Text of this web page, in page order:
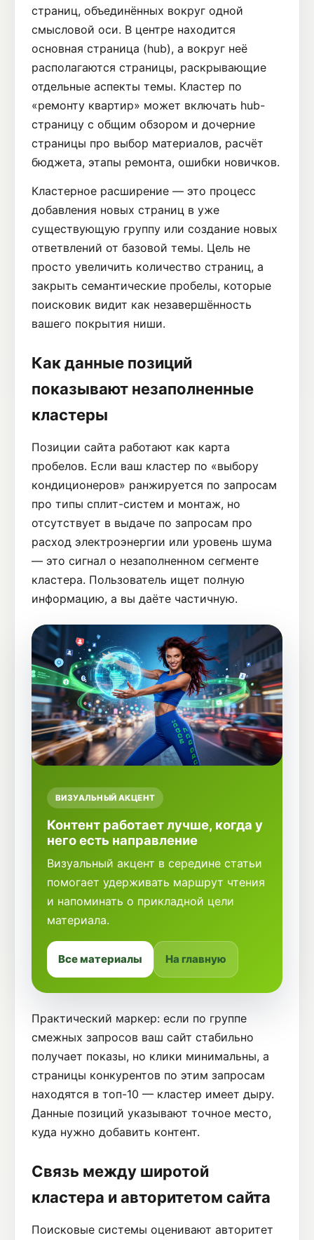
страниц, объединённых вокруг одной
смысловой оси. В центре находится
основная страница (hub), а вокруг неё
располагаются страницы, раскрывающие
отдельные аспекты темы. Кластер по
«ремонту квартир» может включать hub-
страницу с общим обзором и дочерние
страницы про выбор материалов, расчёт
бюджета, этапы ремонта, ошибки новичков.
Кластерное расширение — это процесс
добавления новых страниц в уже
существующую группу или создание новых
ответвлений от базовой темы. Цель не
просто увеличить количество страниц, а
закрыть семантические пробелы, которые
поисковик видит как незавершённость
вашего покрытия ниши.
Как данные позиций
показывают незаполненные
кластеры
Позиции сайта работают как карта
пробелов. Если ваш кластер по «выбору
кондиционеров» ранжируется по запросам
про типы сплит-систем и монтаж, но
отсутствует в выдаче по запросам про
расход электроэнергии или уровень шума
— это сигнал о незаполненном сегменте
кластера. Пользователь ищет полную
информацию, а вы даёте частичную.
ВИЗУАЛЬНЫЙ АКЦЕНТ
Контент работает лучше, когда у
него есть направление
Визуальный акцент в середине статьи
помогает удерживать маршрут чтения
и напоминать о прикладной цели
материала.
Все материалы На главную
Практический маркер: если по группе
смежных запросов ваш сайт стабильно
получает показы, но клики минимальны, а
страницы конкурентов по этим запросам
находятся в топ-10 — кластер имеет дыру.
Данные позиций указывают точное место,
куда нужно добавить контент.
Связь между широтой
кластера и авторитетом сайта
Поисковые системы оценивают авторитет